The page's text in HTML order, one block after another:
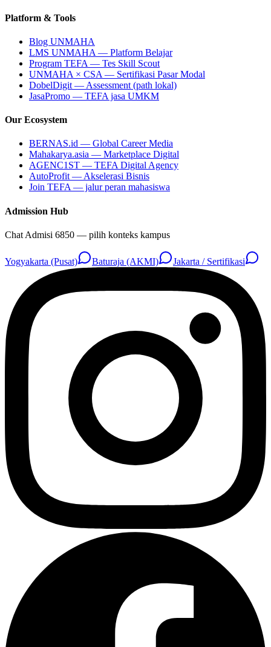
Platform & Tools
Blog UNMAHA
LMS UNMAHA — Platform Belajar
Program TEFA — Tes Skill Scout
UNMAHA × CSA — Sertifikasi Pasar Modal
DobelDigit — Assessment (path lokal)
JasaPromo — TEFA jasa UMKM
Our Ecosystem
BERNAS.id — Global Career Media
Mahakarya.asia — Marketplace Digital
AGENC1ST — TEFA Digital Agency
AutoProfit — Akselerasi Bisnis
Join TEFA — jalur peran mahasiswa
Admission Hub
Chat Admisi 6850 — pilih konteks kampus
Yogyakarta (Pusat) Baturaja (AKMI) Jakarta / Sertifikasi